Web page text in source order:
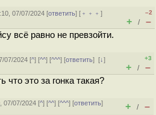
07/07/2024 [ответить] [ ﹢﹢﹢]
–2
+ / –
всё равно не превзойти.
07/2024 [^] [^^] [^^^] [ответить][↓]
+3
+ / –
что это за гонка такая?
07/07/2024 [^] [^^] [^^^] [ответить]
+ / –